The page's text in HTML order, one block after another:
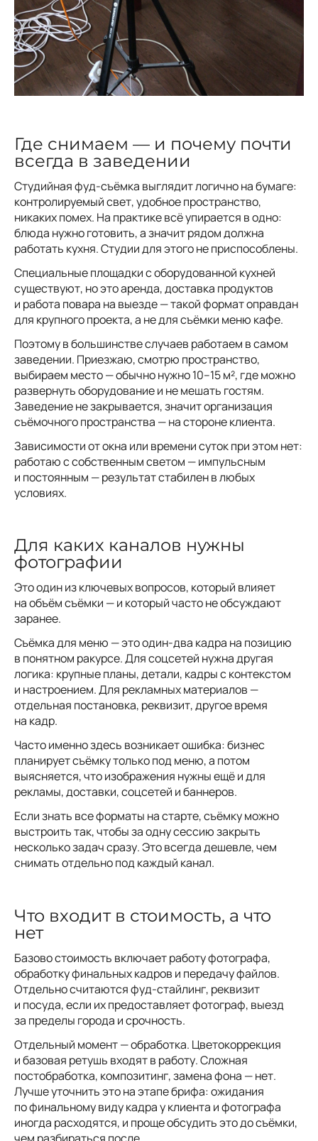
Где снимаем — и почему почти
всегда в заведении
Студийная фуд-съёмка выглядит логично на бумаге:
контролируемый свет, удобное пространство,
никаких помех. На практике всё упирается в одно:
блюда нужно готовить, а значит рядом должна
работать кухня. Студии для этого не приспособлены.
Специальные площадки с оборудованной кухней
существуют, но это аренда, доставка продуктов
и работа повара на выезде — такой формат оправдан
для крупного проекта, а не для съёмки меню кафе.
Поэтому в большинстве случаев работаем в самом
заведении. Приезжаю, смотрю пространство,
выбираем место — обычно нужно 10–15 м², где можно
развернуть оборудование и не мешать гостям.
Заведение не закрывается, значит организация
съёмочного пространства — на стороне клиента.
Зависимости от окна или времени суток при этом нет:
работаю с собственным светом — импульсным
и постоянным — результат стабилен в любых
условиях.
Для каких каналов нужны
фотографии
Это один из ключевых вопросов, который влияет
на объём съёмки — и который часто не обсуждают
заранее.
Съёмка для меню — это один-два кадра на позицию
в понятном ракурсе. Для соцсетей нужна другая
логика: крупные планы, детали, кадры с контекстом
и настроением. Для рекламных материалов —
отдельная постановка, реквизит, другое время
на кадр.
Часто именно здесь возникает ошибка: бизнес
планирует съёмку только под меню, а потом
выясняется, что изображения нужны ещё и для
рекламы, доставки, соцсетей и баннеров.
Если знать все форматы на старте, съёмку можно
выстроить так, чтобы за одну сессию закрыть
несколько задач сразу. Это всегда дешевле, чем
снимать отдельно под каждый канал.
Что входит в стоимость, а что
нет
Базово стоимость включает работу фотографа,
обработку финальных кадров и передачу файлов.
Отдельно считаются фуд-стайлинг, реквизит
и посуда, если их предоставляет фотограф, выезд
за пределы города и срочность.
Отдельный момент — обработка. Цветокоррекция
и базовая ретушь входят в работу. Сложная
постобработка, композитинг, замена фона — нет.
Лучше уточнить это на этапе брифа: ожидания
по финальному виду кадра у клиента и фотографа
иногда расходятся, и проще обсудить это до съёмки,
чем разбираться после.